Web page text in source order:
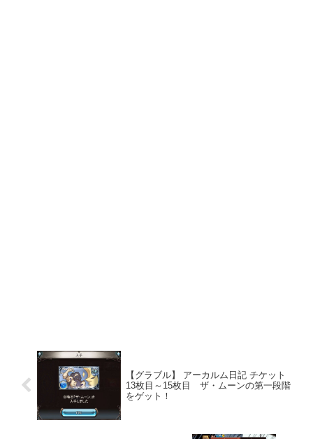
【グラブル】 アーカルム日記 チケット
13枚目～15枚目 ザ・ムーンの第一段階
をゲット！